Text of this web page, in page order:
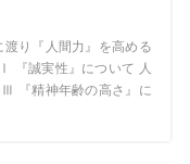
り『人間力』を高める
『誠実性』について 人
『精神年齢の高さ』に